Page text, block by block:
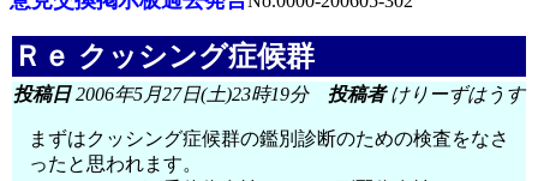
Ｒｅ クッシング症候群
投稿日2006年5月27日(土)23時19分 投稿者けりーずはうす
まずはクッシング症候群の鑑別診断のための検査をなさ
ったと思われます。